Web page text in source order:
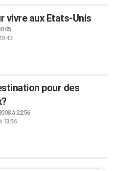
vivre aux Etats-Unis
pour des
à 22:56
13:56